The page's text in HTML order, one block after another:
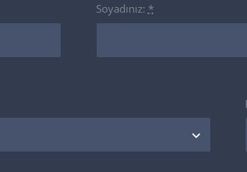
Soyadınız: *